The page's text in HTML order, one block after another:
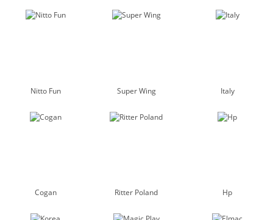
Nitto Fun Super Wing Italy
Cogan Ritter Poland Hp